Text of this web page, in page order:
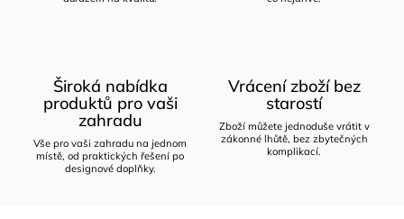
Široká nabídka
produktů pro vaši
zahradu
Vše pro vaši zahradu na jednom
místě, od praktických řešení po
designové doplňky.
Vrácení zboží bez
starostí
Zboží můžete jednoduše vrátit v
zákonné lhůtě, bez zbytečných
komplikací.